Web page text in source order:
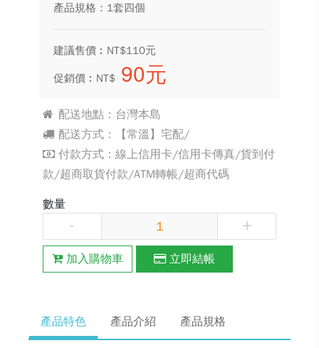
產品規格：1套四個
建議售價︰NT$110元
促銷價︰NT$ 90元
配送地點：台灣本島
配送方式：【常溫】宅配/
付款方式：線上信用卡/信用卡傳真/貨到付
款/超商取貨付款/ATM轉帳/超商代碼
數量
- +
加入購物車 立即結帳
產品特色 產品介紹 產品規格